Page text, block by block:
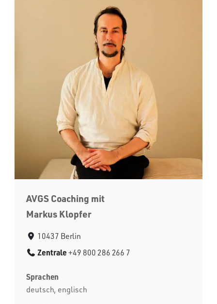
AVGS Coaching mit
Markus Klopfer
10437 Berlin
Zentrale +49 800 286 266 7
Sprachen
deutsch, englisch